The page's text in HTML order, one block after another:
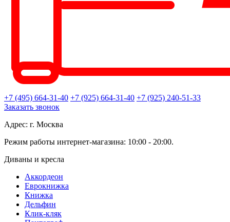
+7 (495) 664-31-40 +7 (925) 664-31-40 +7 (925) 240-51-33
Заказать звонок
Адрес: г. Москва
Режим работы интернет-магазина: 10:00 - 20:00.
Диваны и кресла
Аккордеон
Еврокнижка
Книжка
Дельфин
Клик-кляк